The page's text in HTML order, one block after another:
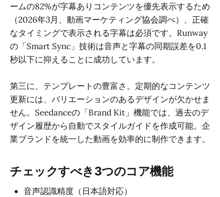
ームの82%が字幕ありコンテンツを優先表示するため
（2026年3月、動画マーケティング協会調べ）、正確
なタイミングで表示される字幕は必須です。Runway
の「Smart Sync」技術は音声と字幕の同期誤差を0.1
秒以下に抑えることに成功しています。
第三に、テンプレートの豊富さ。定期的なコンテンツ
更新には、バリエーションのあるデザインが欠かせま
せん。Seedanceの「Brand Kit」機能では、過去のデ
ザイン履歴から自動でスタイルガイドを作成可能。企
業ブランドを統一した動画を効率的に制作できます。
チェックすべき3つのコア機能
音声認識精度（日本語対応）